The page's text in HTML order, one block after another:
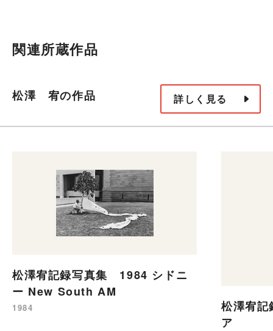
関連所蔵作品
松澤 宥の作品 詳しく見る
松澤宥記録写真集 1984 シドニ
ー New South AM
1984
松澤宥
ア